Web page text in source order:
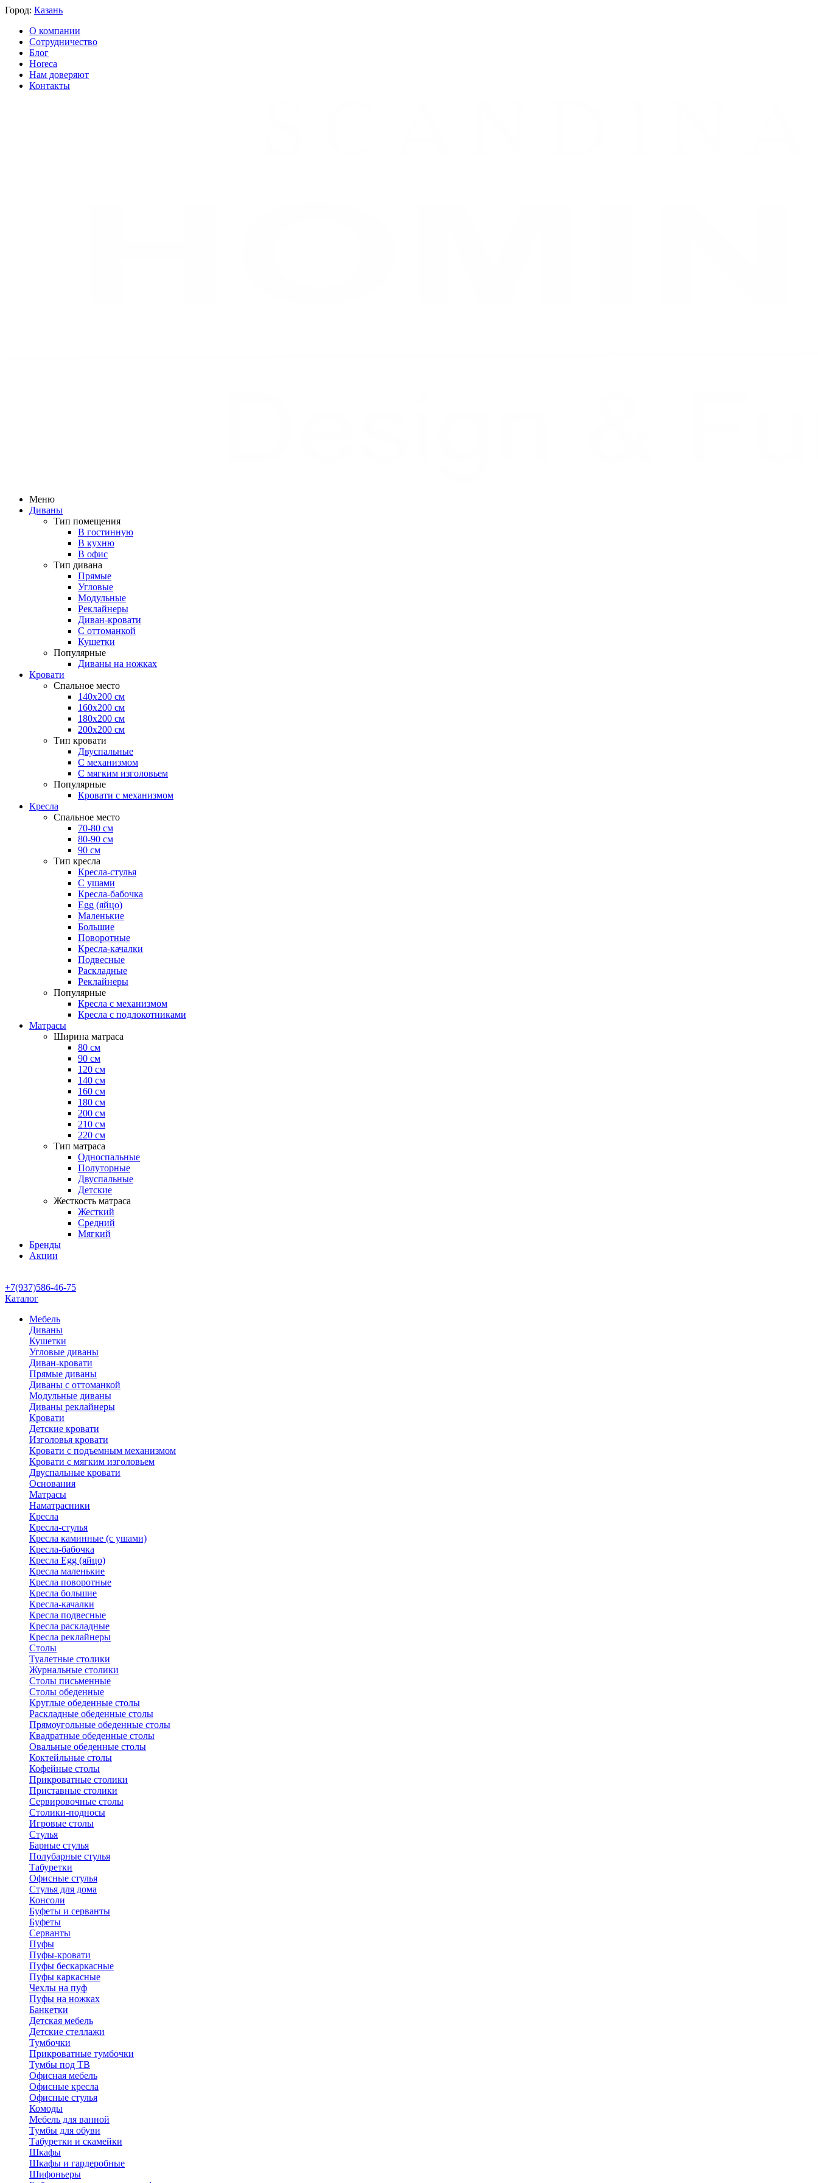
Город: Казань
О компании
Сотрудничество
Блог
Horeca
Нам доверяют
Контакты
Меню
Диваны
Тип помещения
В гостинную
В кухню
В офис
Тип дивана
Прямые
Угловые
Модульные
Реклайнеры
Диван-кровати
С оттоманкой
Кушетки
Популярные
Диваны на ножках
Кровати
Спальное место
140х200 см
160х200 см
180х200 см
200х200 см
Тип кровати
Двуспальные
С механизмом
С мягким изголовьем
Популярные
Кровати с механизмом
Кресла
Спальное место
70-80 см
80-90 см
90 см
Тип кресла
Кресла-стулья
С ушами
Кресла-бабочка
Egg (яйцо)
Маленькие
Большие
Поворотные
Кресла-качалки
Подвесные
Раскладные
Реклайнеры
Популярные
Кресла с механизмом
Кресла с подлокотниками
Матрасы
Ширина матраса
80 см
90 см
120 см
140 см
160 см
180 см
200 см
210 см
220 см
Тип матраса
Односпальные
Полуторные
Двуспальные
Детские
Жесткость матраса
Жесткий
Средний
Мягкий
Бренды
Акции
+7(937)586-46-75
Каталог
Мебель
Диваны
Кушетки
Угловые диваны
Диван-кровати
Прямые диваны
Диваны с оттоманкой
Модульные диваны
Диваны реклайнеры
Кровати
Детские кровати
Изголовья кровати
Кровати с подъемным механизмом
Кровати с мягким изголовьем
Двуспальные кровати
Основания
Матрасы
Наматрасники
Кресла
Кресла-стулья
Кресла каминные (с ушами)
Кресла-бабочка
Кресла Egg (яйцо)
Кресла маленькие
Кресла поворотные
Кресла большие
Кресла-качалки
Кресла подвесные
Кресла раскладные
Кресла реклайнеры
Столы
Туалетные столики
Журнальные столики
Столы письменные
Столы обеденные
Круглые обеденные столы
Раскладные обеденные столы
Прямоугольные обеденные столы
Квадратные обеденные столы
Овальные обеденные столы
Коктейльные столы
Кофейные столы
Прикроватные столики
Приставные столики
Сервировочные столы
Столики-подносы
Игровые столы
Стулья
Барные стулья
Полубарные стулья
Табуретки
Офисные стулья
Стулья для дома
Консоли
Буфеты и серванты
Буфеты
Серванты
Пуфы
Пуфы-кровати
Пуфы бескаркасные
Пуфы каркасные
Чехлы на пуф
Пуфы на ножках
Банкетки
Детская мебель
Детские стеллажи
Тумбочки
Прикроватные тумбочки
Тумбы под ТВ
Офисная мебель
Офисные кресла
Офисные стулья
Комоды
Мебель для ванной
Тумбы для обуви
Табуретки и скамейки
Шкафы
Шкафы и гардеробные
Шифоньеры